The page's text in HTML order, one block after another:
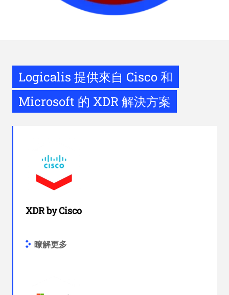
Logicalis 提供來自 Cisco 和
Microsoft 的 XDR 解決方案
XDR by Cisco
瞭解更多